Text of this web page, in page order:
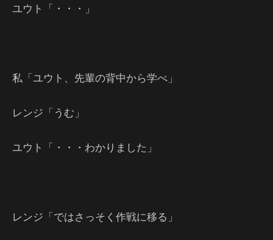
ユウト「・・・」
私「ユウト、先輩の背中から学べ」
レンジ「うむ」
ユウト「・・・わかりました」
レンジ「ではさっそく作戦に移る」